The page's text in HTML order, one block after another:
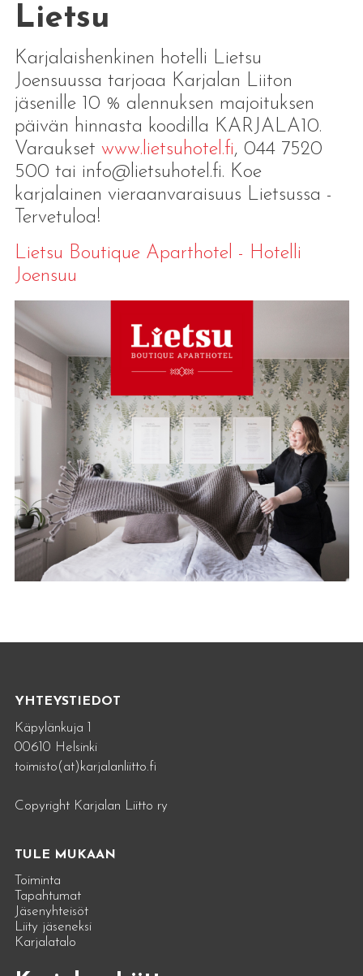
Lietsu
Karjalaishenkinen hotelli Lietsu
Joensuussa tarjoaa Karjalan Liiton
jäsenille 10 % alennuksen majoituksen
päivän hinnasta koodilla KARJALA10.
Varaukset www.lietsuhotel.fi, 044 7520
500 tai info@lietsuhotel.fi. Koe
karjalainen vieraanvaraisuus Lietsussa -
Tervetuloa!
Lietsu Boutique Aparthotel - Hotelli
Joensuu
YHTEYSTIEDOT
Käpylänkuja 1
00610 Helsinki
toimisto(at)karjalanliitto.fi
Copyright Karjalan Liitto ry
TULE MUKAAN
Toiminta
Tapahtumat
Jäsenyhteisöt
Liity jäseneksi
Karjalatalo